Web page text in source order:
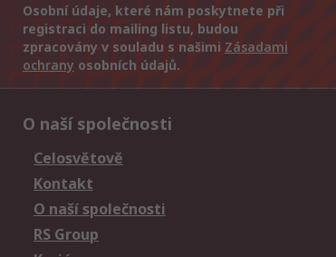
Osobní údaje, které nám poskytnete při
registraci do mailing listu, budou
zpracovány v souladu s našimi Zásadami
ochrany osobních údajů.
O naší společnosti
Celosvětově
Kontakt
O naší společnosti
RS Group